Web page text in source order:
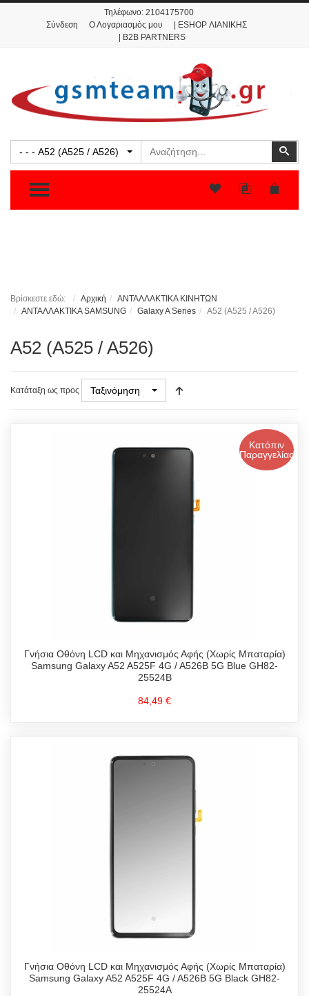
Τηλέφωνο: 2104175700
Σύνδεση
Ο Λογαριασμός μου
| ESHOP ΛΙΑΝΙΚΗΣ
| B2B PARTNERS
- - - A52 (A525 / A526)
TOGGLE MENU
Βρίσκεστε εδώ: Αρχική
ΑΝΤΑΛΛΑΚΤΙΚΑ ΚΙΝΗΤΩΝ
ΑΝΤΑΛΛΑΚΤΙΚΑ SAMSUNG
Galaxy A Series A52 (A525 / A526)
A52 (A525 / A526)
Κατάταξη ως προς Ταξινόμηση
Κατόπιν
Παραγγελίας
Γνήσια Οθόνη LCD και Μηχανισμός Αφής (Χωρίς Μπαταρία)
Samsung Galaxy A52 A525F 4G / A526B 5G Blue GH82-
25524B
84,49 €
Γνήσια Οθόνη LCD και Μηχανισμός Αφής (Χωρίς Μπαταρία)
Samsung Galaxy A52 A525F 4G / A526B 5G Black GH82-
25524A